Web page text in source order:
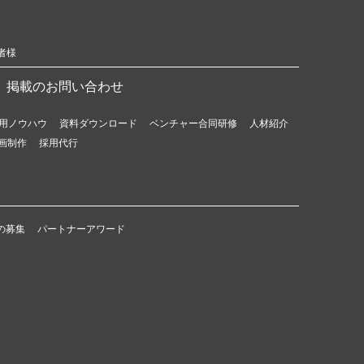
様
掲載のお問い合わせ
ノウハウ 資料ダウンロード ベンチャー合同研修
人材紹介
制作
採用代行
募集 パートナーアワード